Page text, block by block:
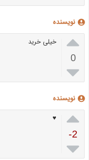
نویسنده

0

خیلی خرید
نویسنده

-2

♥︎